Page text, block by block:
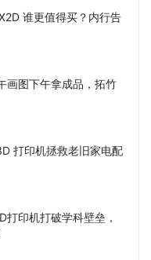
谁更值得买？内行告
画图下午拿成品，拓竹
打印机拯救老旧家电配
印机打破学科壁垒，